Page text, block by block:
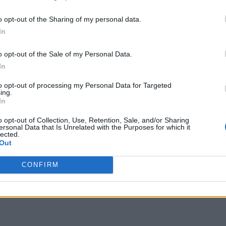
por no participar en la divulgación adicional de su información
en la Lista de participantes intermedios de la IAB.
opt-out of the Sharing of my personal data.
opt-out of the Sale of my Personal Data.
opt-out of processing my Personal Data for Targeted
opt-out of Collection, Use, Retention, Sale, and/or Sharing
Data that Is Unrelated with the Purposes for which it
CONFIRM
segundo juego de la franquicia en 2017,
vez con la Alianza Omi de Kansai, que le impiden
por Ryuji Goda, el hijo adoptivo del líder de